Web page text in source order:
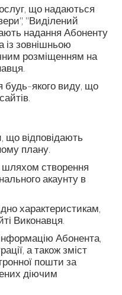
що надаються
"Виділений
надання Абоненту
із зовнішньою
розміщенням на
будь-якого виду, що
що відповідають
плану.
шляхом створення
акаунту в
характеристикам,
Виконавця.
Абонента,
а також зміст
пошти за
діючим